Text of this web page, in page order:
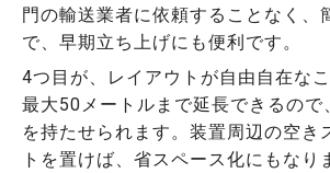
門の輸送業者に依頼することなく、
で、早期立ち上げにも便利です。
4つ目が、レイアウトが自由自在な
最大50メートルまで延長できるので
を持たせられます。装置周辺の空き
トを置けば、省スペース化にもなり